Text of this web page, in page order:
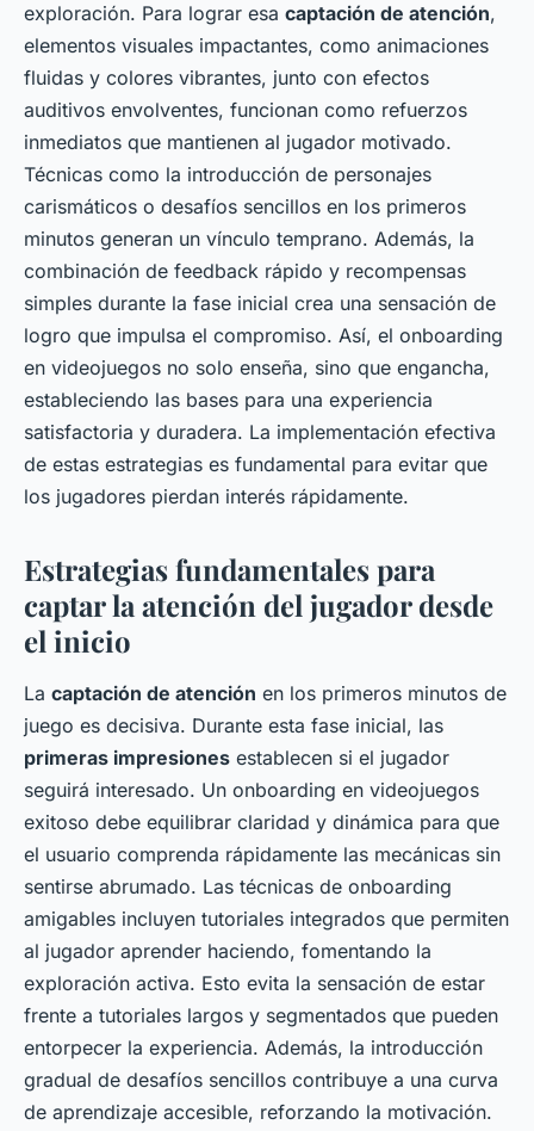
exploración. Para lograr esa captación de atención,
elementos visuales impactantes, como animaciones
fluidas y colores vibrantes, junto con efectos
auditivos envolventes, funcionan como refuerzos
inmediatos que mantienen al jugador motivado.
Técnicas como la introducción de personajes
carismáticos o desafíos sencillos en los primeros
minutos generan un vínculo temprano. Además, la
combinación de feedback rápido y recompensas
simples durante la fase inicial crea una sensación de
logro que impulsa el compromiso. Así, el onboarding
en videojuegos no solo enseña, sino que engancha,
estableciendo las bases para una experiencia
satisfactoria y duradera. La implementación efectiva
de estas estrategias es fundamental para evitar que
los jugadores pierdan interés rápidamente.
Estrategias fundamentales para
captar la atención del jugador desde
el inicio
La captación de atención en los primeros minutos de
juego es decisiva. Durante esta fase inicial, las
primeras impresiones establecen si el jugador
seguirá interesado. Un onboarding en videojuegos
exitoso debe equilibrar claridad y dinámica para que
el usuario comprenda rápidamente las mecánicas sin
sentirse abrumado. Las técnicas de onboarding
amigables incluyen tutoriales integrados que permiten
al jugador aprender haciendo, fomentando la
exploración activa. Esto evita la sensación de estar
frente a tutoriales largos y segmentados que pueden
entorpecer la experiencia. Además, la introducción
gradual de desafíos sencillos contribuye a una curva
de aprendizaje accesible, reforzando la motivación.